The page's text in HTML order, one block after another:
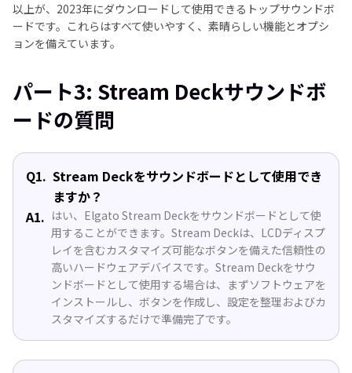
以上が、2023年にダウンロードして使用できるトップサウンドボ
ードです。これらはすべて使いやすく、素晴らしい機能とオプシ
ョンを備えています。
パート3: Stream Deckサウンドボ
ードの質問
Q1. Stream Deckをサウンドボードとして使用でき
ますか？
A1. はい、Elgato Stream Deckをサウンドボードとして使
用することができます。Stream Deckは、LCDディスプ
レイを含むカスタマイズ可能なボタンを備えた信頼性の
高いハードウェアデバイスです。Stream Deckをサウ
ンドボードとして使用する場合は、まずソフトウェアを
インストールし、ボタンを作成し、設定を整理およびカ
スタマイズするだけで準備完了です。